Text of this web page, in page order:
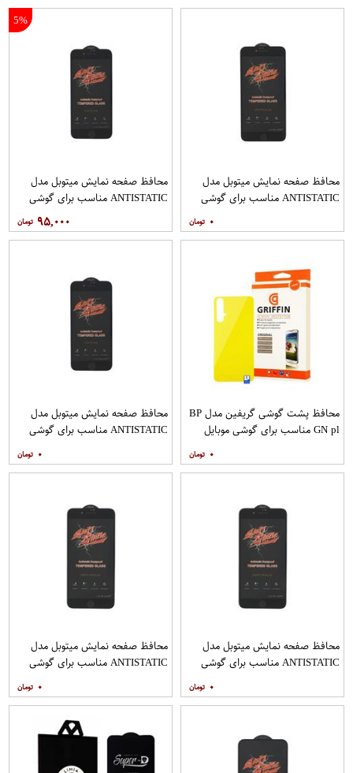
محافظ صفحه نمایش میتوبل مدل
ANTISTATIC مناسب برای گوشی
۰
5%
محافظ صفحه نمایش میتوبل مدل
ANTISTATIC مناسب برای گوشی
۹۵,۰۰۰
محافظ پشت گوشی گریفین مدل BP
GN pl مناسب برای گوشی موبایل
۰
محافظ صفحه نمایش میتوبل مدل
ANTISTATIC مناسب برای گوشی
۰
محافظ صفحه نمایش میتوبل مدل
ANTISTATIC مناسب برای گوشی
۰
محافظ صفحه نمایش میتوبل مدل
ANTISTATIC مناسب برای گوشی
۰